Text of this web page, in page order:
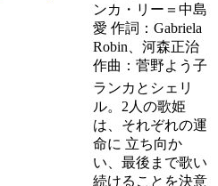
ンカ・リー＝中島
愛 作詞：Gabriela
Robin、河森正治
作曲：菅野よう子
ランカとシェリ
ル。2人の歌姫
は、それぞれの運
命に 立ち向か
い、最後まで歌い
続けることを決意